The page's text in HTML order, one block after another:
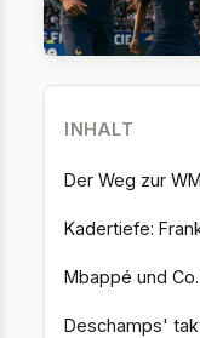
INHALT
Der Weg zur
Kadertiefe:
Mbappé und
Deschamps'